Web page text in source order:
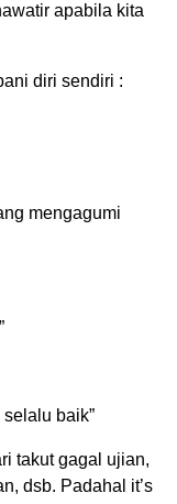
apabila kita
diri sendiri :
mengagumi
baik”
takut gagal ujian,
dsb. Padahal it’s